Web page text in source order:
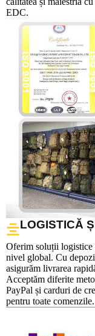
EDC.
LOGISTICĂ
Oferim soluții logistice
nivel global. Cu
asigurăm livrarea
Acceptăm diferite
PayPal și carduri de
pentru toate comenzile.